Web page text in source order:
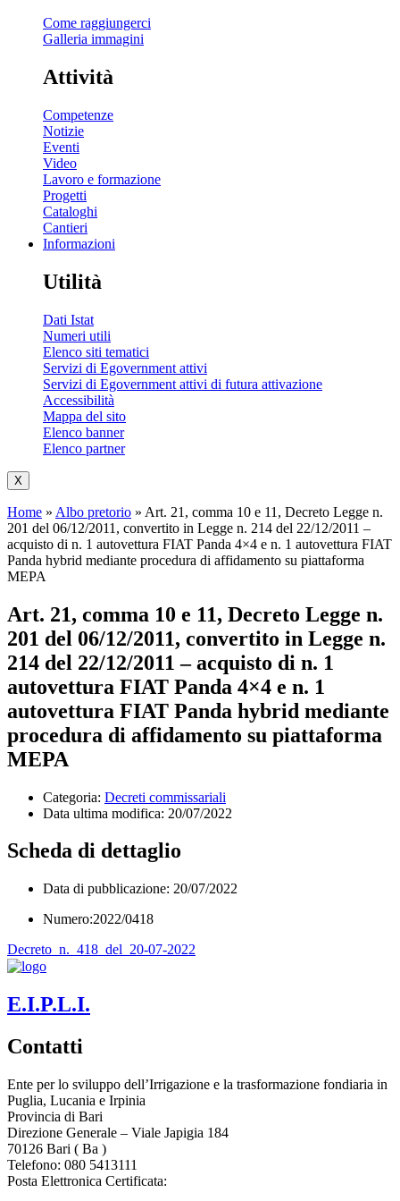
Come raggiungerci
Galleria immagini
Attività
Competenze
Notizie
Eventi
Video
Lavoro e formazione
Progetti
Cataloghi
Cantieri
Informazioni
Utilità
Dati Istat
Numeri utili
Elenco siti tematici
Servizi di Egovernment attivi
Servizi di Egovernment attivi di futura attivazione
Accessibilità
Mappa del sito
Elenco banner
Elenco partner
X
Home » Albo pretorio » Art. 21, comma 10 e 11, Decreto Legge n.
201 del 06/12/2011, convertito in Legge n. 214 del 22/12/2011 –
acquisto di n. 1 autovettura FIAT Panda 4×4 e n. 1 autovettura FIAT
Panda hybrid mediante procedura di affidamento su piattaforma
MEPA
Art. 21, comma 10 e 11, Decreto Legge n.
201 del 06/12/2011, convertito in Legge n.
214 del 22/12/2011 – acquisto di n. 1
autovettura FIAT Panda 4×4 e n. 1
autovettura FIAT Panda hybrid mediante
procedura di affidamento su piattaforma
MEPA
Categoria: Decreti commissariali
Data ultima modifica: 20/07/2022
Scheda di dettaglio
Data di pubblicazione: 20/07/2022
Numero:2022/0418
Decreto_n._418_del_20-07-2022
E.I.P.L.I.
Contatti
Ente per lo sviluppo dell’Irrigazione e la trasformazione fondiaria in
Puglia, Lucania e Irpinia
Provincia di Bari
Direzione Generale – Viale Japigia 184
70126 Bari ( Ba )
Telefono: 080 5413111
Posta Elettronica Certificata: